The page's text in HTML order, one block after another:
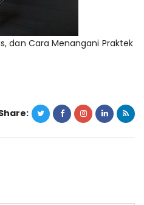
dan Cara Menangani Praktek